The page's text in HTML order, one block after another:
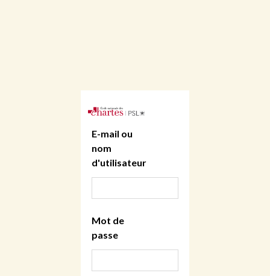
E-mail ou
nom
d'utilisateur
Mot de
passe